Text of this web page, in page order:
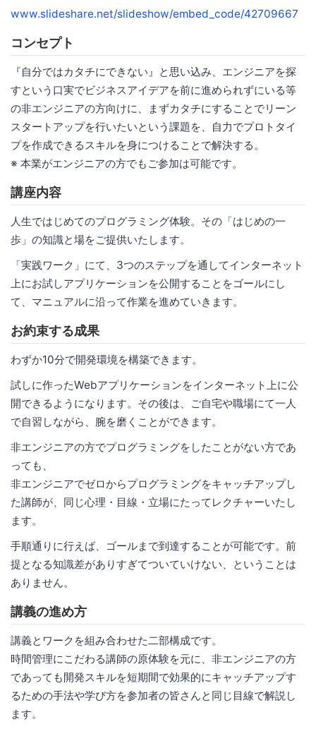
www.slideshare.net/slideshow/embed_code/42709667
コンセプト
『自分ではカタチにできない』と思い込み、エンジニアを探
すという口実でビジネスアイデアを前に進められずにいる等
の非エンジニアの方向けに、まずカタチにすることでリーン
スタートアップを行いたいという課題を、自力でプロトタイ
プを作成できるスキルを身につけることで解決する。
※ 本業がエンジニアの方でもご参加は可能です。
講座内容
人生ではじめてのプログラミング体験。その「はじめの一
歩」の知識と場をご提供いたします。
「実践ワーク」にて、3つのステップを通してインターネット
上にお試しアプリケーションを公開することをゴールにし
て、マニュアルに沿って作業を進めていきます。
お約束する成果
わずか10分で開発環境を構築できます。
試しに作ったWebアプリケーションをインターネット上に公
開できるようになります。その後は、ご自宅や職場にて一人
で自習しながら、腕を磨くことができます。
非エンジニアの方でプログラミングをしたことがない方であ
っても、
非エンジニアでゼロからプログラミングをキャッチアップし
た講師が、同じ心理・目線・立場にたってレクチャーいたし
ます。
手順通りに行えば、ゴールまで到達することが可能です。前
提となる知識差がありすぎてついていけない、ということは
ありません。
講義の進め方
講義とワークを組み合わせた二部構成です。
時間管理にこだわる講師の原体験を元に、非エンジニアの方
であっても開発スキルを短期間で効果的にキャッチアップす
るための手法や学び方を参加者の皆さんと同じ目線で解説し
ます。